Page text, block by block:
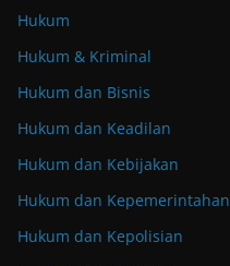
Hukum
Hukum & Kriminal
Hukum dan Bisnis
Hukum dan Keadilan
Hukum dan Kebijakan
Hukum dan Kepemerintahan
Hukum dan Kepolisian